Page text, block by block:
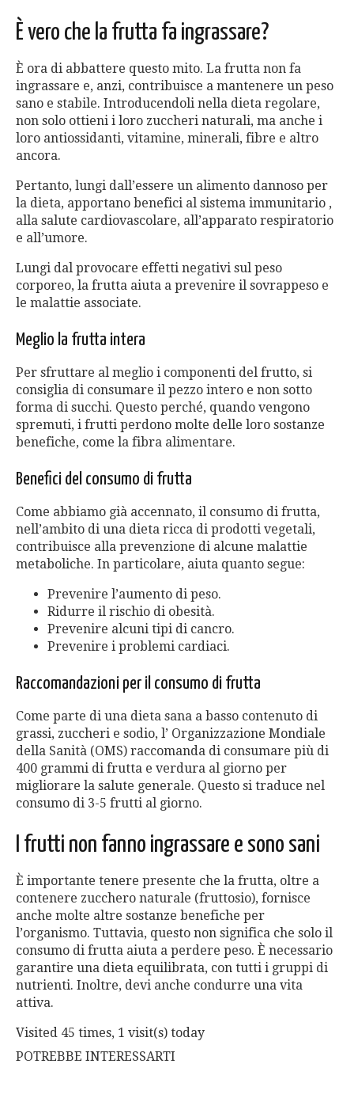
È vero che la frutta fa ingrassare?
È ora di abbattere questo mito. La frutta non fa
ingrassare e, anzi, contribuisce a mantenere un peso
sano e stabile. Introducendoli nella dieta regolare,
non solo ottieni i loro zuccheri naturali, ma anche i
loro antiossidanti, vitamine, minerali, fibre e altro
ancora.
Pertanto, lungi dall’essere un alimento dannoso per
la dieta, apportano benefici al sistema immunitario ,
alla salute cardiovascolare, all’apparato respiratorio
e all’umore.
Lungi dal provocare effetti negativi sul peso
corporeo, la frutta aiuta a prevenire il sovrappeso e
le malattie associate.
Meglio la frutta intera
Per sfruttare al meglio i componenti del frutto, si
consiglia di consumare il pezzo intero e non sotto
forma di succhi. Questo perché, quando vengono
spremuti, i frutti perdono molte delle loro sostanze
benefiche, come la fibra alimentare.
Benefici del consumo di frutta
Come abbiamo già accennato, il consumo di frutta,
nell’ambito di una dieta ricca di prodotti vegetali,
contribuisce alla prevenzione di alcune malattie
metaboliche. In particolare, aiuta quanto segue:
Prevenire l’aumento di peso.
Ridurre il rischio di obesità.
Prevenire alcuni tipi di cancro.
Prevenire i problemi cardiaci.
Raccomandazioni per il consumo di frutta
Come parte di una dieta sana a basso contenuto di
grassi, zuccheri e sodio, l’ Organizzazione Mondiale
della Sanità (OMS) raccomanda di consumare più di
400 grammi di frutta e verdura al giorno per
migliorare la salute generale. Questo si traduce nel
consumo di 3-5 frutti al giorno.
I frutti non fanno ingrassare e sono sani
È importante tenere presente che la frutta, oltre a
contenere zucchero naturale (fruttosio), fornisce
anche molte altre sostanze benefiche per
l’organismo. Tuttavia, questo non significa che solo il
consumo di frutta aiuta a perdere peso. È necessario
garantire una dieta equilibrata, con tutti i gruppi di
nutrienti. Inoltre, devi anche condurre una vita
attiva.
Visited 45 times, 1 visit(s) today
POTREBBE INTERESSARTI